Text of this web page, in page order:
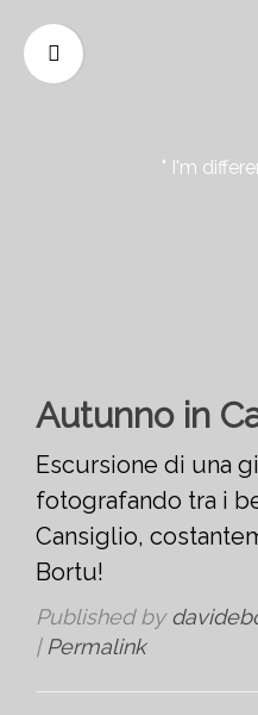
" I'm
Autunno in
Escursione di una
fotografando tra i
Cansiglio,
Bortu!
Published by
| Permalink